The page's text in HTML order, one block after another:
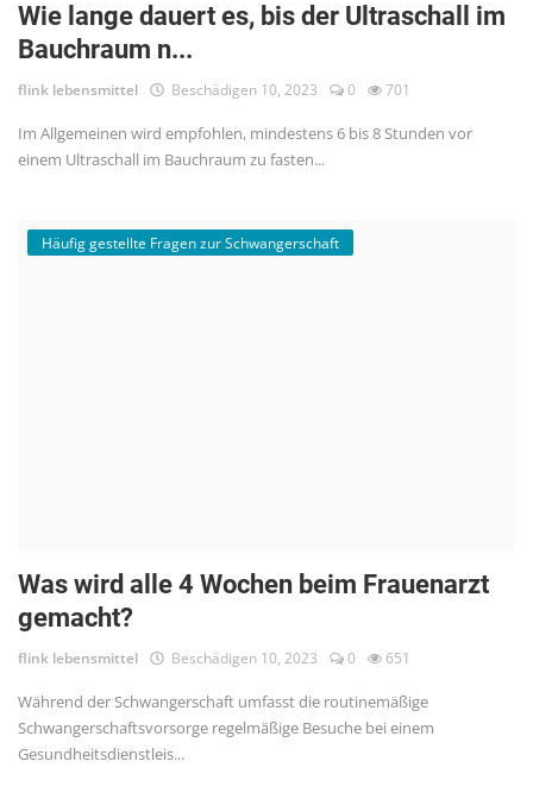
Wie lange dauert es, bis der Ultraschall im
Bauchraum n...
flink lebensmittel Beschädigen 10, 2023 0 701
Im Allgemeinen wird empfohlen, mindestens 6 bis 8 Stunden vor
einem Ultraschall im Bauchraum zu fasten...
Häufig gestellte Fragen zur Schwangerschaft
Was wird alle 4 Wochen beim Frauenarzt
gemacht?
flink lebensmittel Beschädigen 10, 2023 0 651
Während der Schwangerschaft umfasst die routinemäßige
Schwangerschaftsvorsorge regelmäßige Besuche bei einem
Gesundheitsdienstleis...